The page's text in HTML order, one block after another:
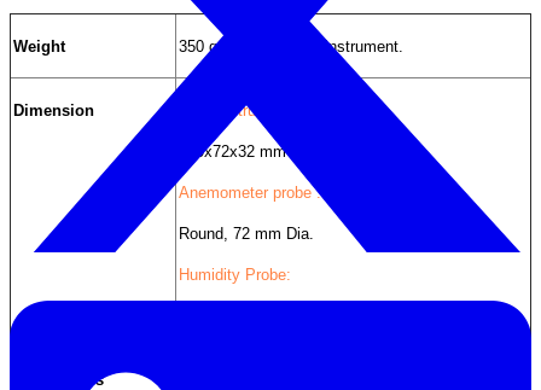
Weight 350 g/0.77 LB, main instrument.
Dimension Main instrument:
180x72x32 mm (7.1x2.8x1.3 inch).
Anemometer probe :
Round, 72 mm Dia.
Humidity Probe:
Accessories